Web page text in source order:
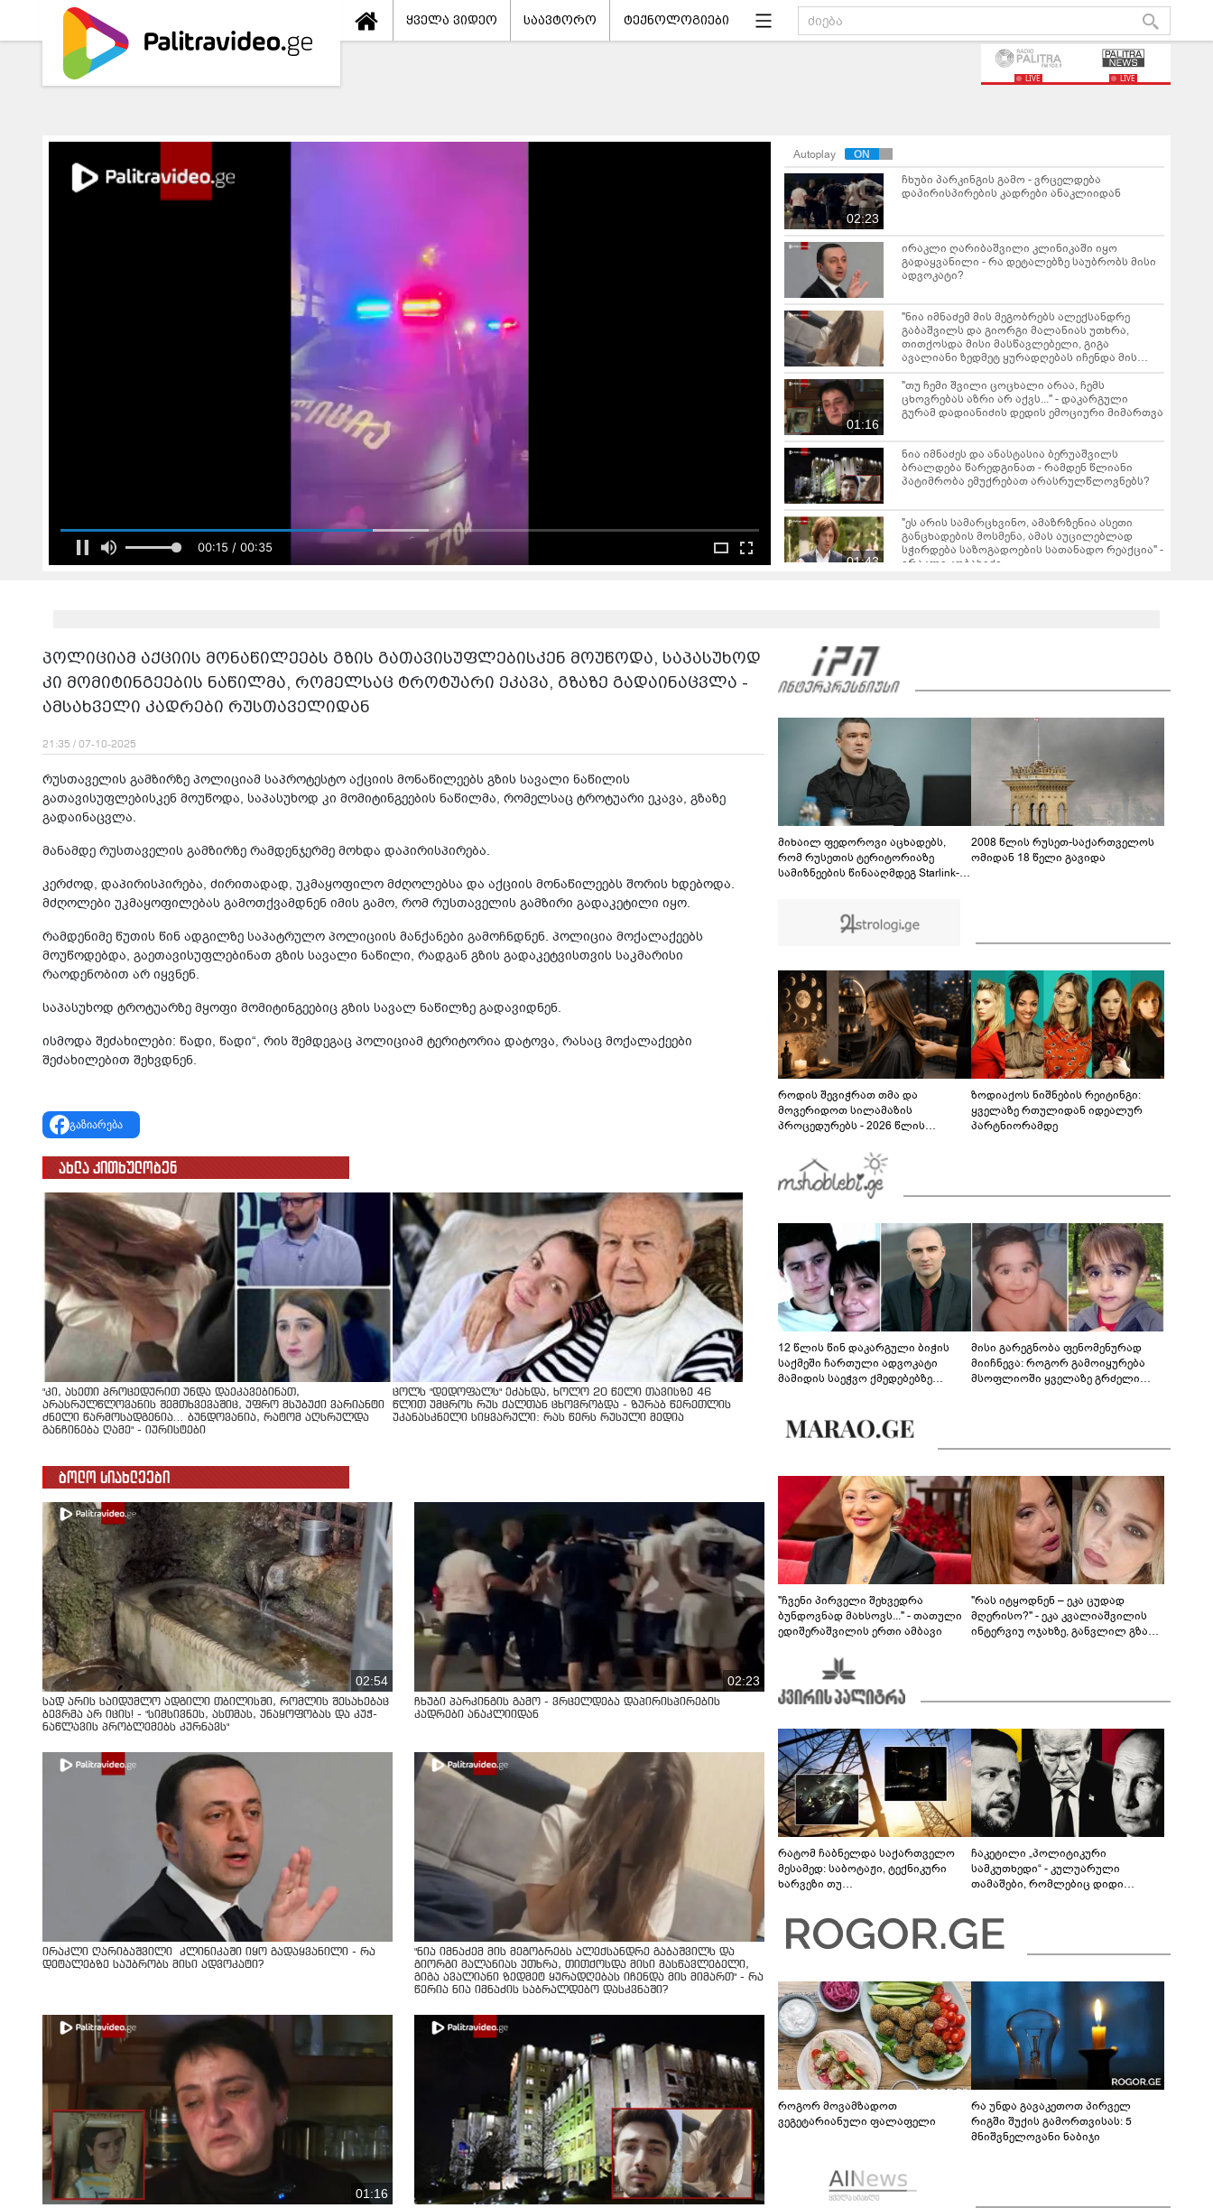
ყველა ვიდეო საავტორო ტექნოლოგიები
LIVE LIVE
00:17 / 00:35
Autoplay
02:23
ჩხუბი პარკინგის გამო - ვრცელდება
დაპირისპირების კადრები ანაკლიიდან
ირაკლი ღარიბაშვილი კლინიკაში იყო
გადაყვანილი - რა დეტალებზე საუბრობს მისი
ადვოკატი?
"ნია იმნაძემ მის მეგობრებს ალექსანდრე
გაბაშვილს და გიორგი მალანიას უთხრა,
თითქოსდა მისი მასწავლებელი, გიგა
ავალიანი ზედმეტ ყურადღებას იჩენდა მის
მიმართ" - რა წერია ნია იმნაძის საბრალდებო
დასკვნაში?
01:16
"თუ ჩემი შვილი ცოცხალი არაა, ჩემს
ცხოვრებას აზრი არ აქვს..." - დაკარგული
გურამ დადიანიძის დედის ემოციური მიმართვა
ნია იმნაძეს და ანასტასია ბერუაშვილს
ბრალდება წარედგინათ - რამდენ წლიანი
პატიმრობა ემუქრებათ არასრულწლოვნებს?
01:43
"ეს არის სამარცხვინო, ამაზრზენია ასეთი
განცხადების მოსმენა, ამას აუცილებლად
სჭირდება საზოგადოების სათანადო რეაქცია" -
ირაკლი კობახიძე
ელი კურსის სტუდენტიც იკითხავს"
00:20
პორნოგრაფიული იერსახე და
შეურაცხმყოფელ ტექსტებთან ერთად
გაავრცელა - შსს ბრალდებულის დაკავების
კადრებს აქვეყნებს
ნიკა მელიას სასამართლოს უპატივცემლობის
ფაქტზე 1 წლით და 6 თვით თავისუფლების
აღკვეთა მიესაჯა
პოლიციამ აქციის მონაწილეებს გზის გათავისუფლებისკენ მოუწოდა, საპასუხოდ
კი მომიტინგეების ნაწილმა, რომელსაც ტროტუარი ეკავა, გზაზე გადაინაცვლა -
ამსახველი კადრები რუსთაველიდან
21:35 / 07-10-2025
რუსთაველის გამზირზე პოლიციამ საპროტესტო აქციის მონაწილეებს გზის სავალი ნაწილის
გათავისუფლებისკენ მოუწოდა, საპასუხოდ კი მომიტინგეების ნაწილმა, რომელსაც ტროტუარი ეკავა, გზაზე
გადაინაცვლა.
მანამდე რუსთაველის გამზირზე რამდენჯერმე მოხდა დაპირისპირება.
კერძოდ, დაპირისპირება, ძირითადად, უკმაყოფილო მძღოლებსა და აქციის მონაწილეებს შორის ხდებოდა.
მძღოლები უკმაყოფილებას გამოთქვამდნენ იმის გამო, რომ რუსთაველის გამზირი გადაკეტილი იყო.
რამდენიმე წუთის წინ ადგილზე საპატრულო პოლიციის მანქანები გამოჩნდნენ. პოლიცია მოქალაქეებს
მოუწოდებდა, გაეთავისუფლებინათ გზის სავალი ნაწილი, რადგან გზის გადაკეტვისთვის საკმარისი
რაოდენობით არ იყვნენ.
საპასუხოდ ტროტუარზე მყოფი მომიტინგეებიც გზის სავალ ნაწილზე გადავიდნენ.
ისმოდა შეძახილები: წადი, წადი“, რის შემდეგაც პოლიციამ ტერიტორია დატოვა, რასაც მოქალაქეები
შეძახილებით შეხვდნენ.
გაზიარება
ახლა კითხულობენ
"კი, ასეთი პროცედურით უნდა დაეკავებინათ,
არასრულწლოვანის შემთხვევაშიც, უფრო მსუბუქი ვარიანტი
ძნელი წარმოსადგენია... ბუნდოვანია, რატომ აღსრულდა
განჩინება ღამე" - იურისტები
ცოლს "დედოფალს" ეძახდა, ხოლო 20 წელი თავისზე 46
წლით უმცროს რუს ქალთან ცხოვრობდა - ზურაბ წერეთლის
უკანასკნელი სიყვარული: რას წერს რუსული მედია
ბოლო სიახლეები
02:54
სად არის საიდუმლო ადგილი თბილისში, რომლის შესახებაც
ბევრმა არ იცის! - "სიმსივნეს, ასთმას, უნაყოფობას და კუჭ-
ნაწლავის პრობლემებს კურნავს"
02:23
ჩხუბი პარკინგის გამო - ვრცელდება დაპირისპირების
კადრები ანაკლიიდან
ირაკლი ღარიბაშვილი კლინიკაში იყო გადაყვანილი - რა
დეტალებზე საუბრობს მისი ადვოკატი?
"ნია იმნაძემ მის მეგობრებს ალექსანდრე გაბაშვილს და
გიორგი მალანიას უთხრა, თითქოსდა მისი მასწავლებელი,
გიგა ავალიანი ზედმეტ ყურადღებას იჩენდა მის მიმართ" - რა
წერია ნია იმნაძის საბრალდებო დასკვნაში?
01:16
მიხაილ ფედოროვი აცხადებს,
რომ რუსეთის ტერიტორიაზე
სამიზნეების წინააღმდეგ Starlink-
2008 წლის რუსეთ-საქართველოს
ომიდან 18 წელი გავიდა
როდის შევიჭრათ თმა და
მოვერიდოთ სილამაზის
პროცედურებს - 2026 წლის
გზამკვლევი
ზოდიაქოს ნიშნების რეიტინგი:
ყველაზე რთულიდან იდეალურ
პარტნიორამდე
12 წლის წინ დაკარგული ბიჭის
საქმეში ჩართული ადვოკატი
მამიდის საეჭვო ქმედებებზე
მოწოდებაზე... წლობით
მიმდინარეობდა საქმის
მისი გარეგნობა ფენომენურად
მიიჩნევა: როგორ გამოიყურება
მსოფლიოში ყველაზე გრძელი
"ჩვენი პირველი შეხვედრა
ბუნდოვნად მახსოვს..." - თათული
ედიშერაშვილის ერთი ამბავი
"რას იტყოდნენ – ეკა ცუდად
მღერისო?" - ეკა კვალიაშვილის
ინტერვიუ ოჯახზე, განვლილ გზასა
რატომ ჩაბნელდა საქართველო
მესამედ: საბოტაჟი, ტექნიკური
ხარვეზი თუ
ჩაკეტილი „პოლიტიკური
სამკუთხედი“ - კულუარული
თამაშები, რომლებიც დიდი
როგორ მოვამზადოთ
ვეგეტარიანული ფალაფელი
რა უნდა გავაკეთოთ პირველ
რიგში შუქის გამორთვისას: 5
მნიშვნელოვანი ნაბიჯი